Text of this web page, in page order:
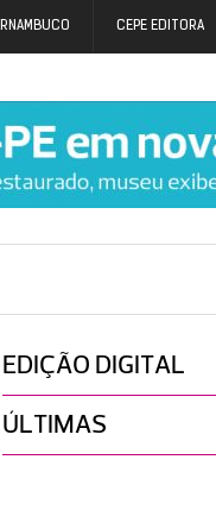
CEPE EDITORA
EDIÇÃO DIGITAL
ÚLTIMAS